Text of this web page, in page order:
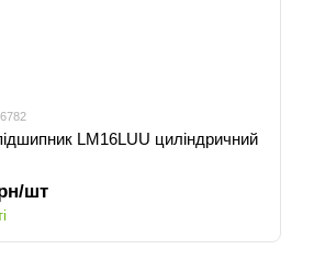
LM16LUU циліндричний
шт